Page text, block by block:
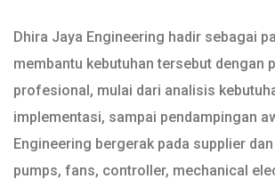
Dhira Jaya Engineering hadir sebagai
membantu kebutuhan tersebut dengan
profesional, mulai dari analisis
implementasi, sampai pendampingan
Engineering bergerak pada supplier
pumps, fans, controller, mechanical